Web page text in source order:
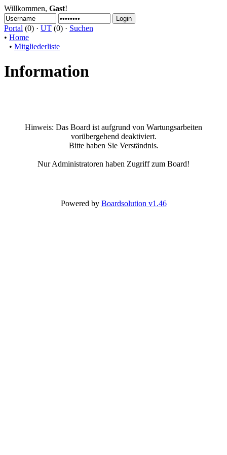
Willkommen, Gast!
Portal (0) · UT (0) · Suchen
• Home
• Mitgliederliste
Information
Hinweis: Das Board ist aufgrund von Wartungsarbeiten
vorübergehend deaktiviert.
Bitte haben Sie Verständnis.
Nur Administratoren haben Zugriff zum Board!
Powered by Boardsolution v1.46